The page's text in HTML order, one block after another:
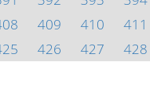
409 410
411
426 427
428